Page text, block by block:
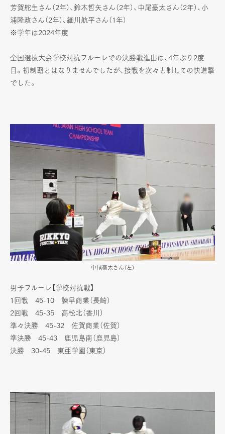
芳賀舵生さん（2年）、鈴木哲矢さん（2年）、中尾豪太さん（2年）、小
浦隆政さん（2年）、細川航平さん（1年）
※学年は2024年度
全国選抜大会学校対抗フルーレでの決勝戦進出は、4年ぶり2度
目。初制覇とはなりませんでしたが、接戦を次々と制しての快進撃
でした。
中尾豪太さん（左）
男子フルーレ【学校対抗戦】
1回戦 45-10 諫早商業（長崎）
2回戦 45-35 高松北（香川）
準々決勝 45-32 佐賀商業（佐賀）
準決勝 45-43 鹿児島南（鹿児島）
決勝 30-45 東亜学園（東京）